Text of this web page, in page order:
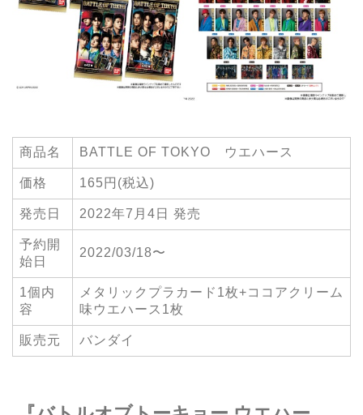
商品名 BATTLE OF TOKYO ウエハース
価格 165円(税込)
発売日 2022年7月4日 発売
予約開
始日
2022/03/18〜
1個内
容
メタリックプラカード1枚+ココアクリーム
味ウエハース1枚
販売元 バンダイ